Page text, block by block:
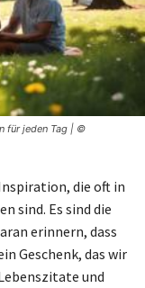
für jeden Tag | ©
die oft in
sind. Es sind die
erinnern, dass
Geschenk, das wir
und